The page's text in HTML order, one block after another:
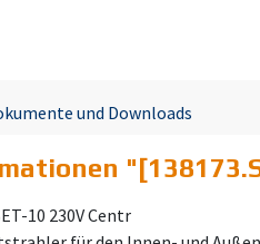
und Downloads
"
10 230V Centr